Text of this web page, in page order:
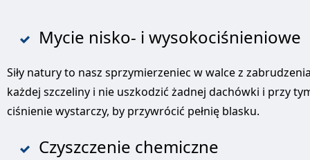
Mycie nisko- i wysokociśnieniowe
Siły natury to nasz sprzymierzeniec w walce z
każdej szczeliny i nie uszkodzić żadnej dachówki i przy
ciśnienie wystarczy, by przywrócić pełnię blasku.
Czyszczenie chemiczne